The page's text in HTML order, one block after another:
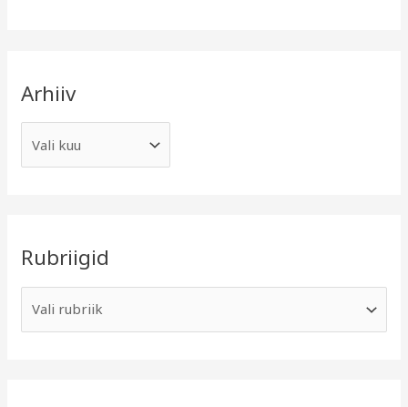
Arhiiv
Rubriigid